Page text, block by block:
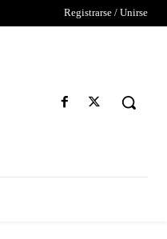
Registrarse / Unirse